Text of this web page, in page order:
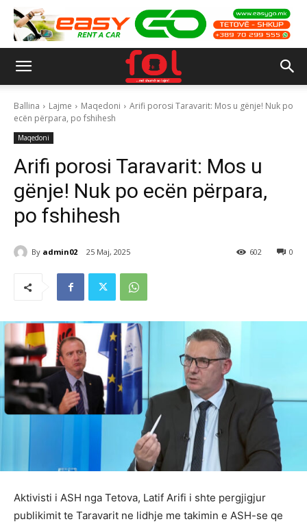
Ballina Lajme Maqedoni
Arifi porosi Taravarit: Mos u gënje! Nuk po
ecën përpara, po fshihesh
Maqedoni
Arifi porosi Taravarit: Mos u
gënje! Nuk po ecën përpara,
po fshihesh
By admin02 25 Maj, 2025 0
602
Aktivisti i ASH nga Tetova, Latif Arifi i shte pergjigjur
publikimit te Taravarit ne lidhje me takimin e ASH-se qe